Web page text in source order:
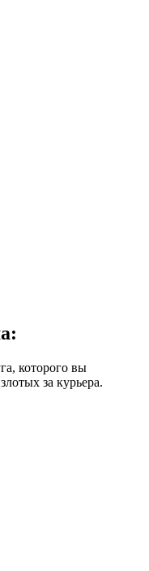
которого вы
за курьера.